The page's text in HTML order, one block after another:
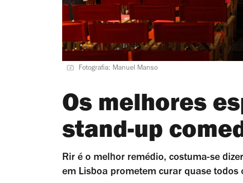
Fotografia: Manuel Manso
Os melhores
stand-up
Rir é o melhor remédio, costuma-se
em Lisboa prometem curar quase todos